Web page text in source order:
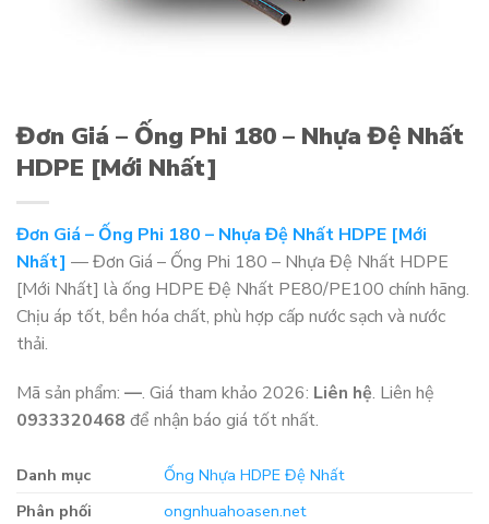
Đơn Giá – Ống Phi 180 – Nhựa Đệ Nhất
HDPE [Mới Nhất]
Đơn Giá – Ống Phi 180 – Nhựa Đệ Nhất HDPE [Mới
Nhất] — Đơn Giá – Ống Phi 180 – Nhựa Đệ Nhất HDPE
[Mới Nhất] là ống HDPE Đệ Nhất PE80/PE100 chính hãng.
Chịu áp tốt, bền hóa chất, phù hợp cấp nước sạch và nước
thải.
Mã sản phẩm: —. Giá tham khảo 2026: Liên hệ. Liên hệ
0933320468 để nhận báo giá tốt nhất.
Danh mục
Ống Nhựa HDPE Đệ Nhất
Phân phối
ongnhuahoasen.net